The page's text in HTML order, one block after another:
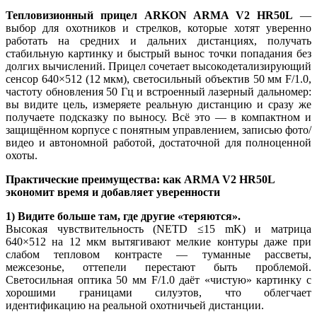
Тепловизионный прицел ARKON ARMA V2 HR50L
—
выбор для охотников и стрелков, которые хотят уверенно
работать на средних и дальних дистанциях, получать
стабильную картинку и быстрый вынос точки попадания без
долгих вычислений. Прицел сочетает высокодетализирующий
сенсор 640×512 (12 мкм), светосильный объектив 50 мм F/1.0,
частоту обновления 50 Гц и встроенный лазерный дальномер:
вы видите цель, измеряете реальную дистанцию и сразу же
получаете подсказку по выносу. Всё это — в компактном и
защищённом корпусе с понятным управлением, записью фото/
видео и автономной работой, достаточной для полноценной
охоты.
Практические преимущества: как ARMA V2 HR50L
экономит время и добавляет уверенности
1) Видите больше там, где другие «теряются».
Высокая чувствительность (NETD ≤15 mK) и матрица
640×512 на 12 мкм вытягивают мелкие контуры даже при
слабом тепловом контрасте — туманные рассветы,
межсезонье, оттепели перестают быть проблемой.
Светосильная оптика 50 мм F/1.0 даёт «чистую» картинку с
хорошими границами силуэтов, что облегчает
идентификацию на реальной охотничьей дистанции.